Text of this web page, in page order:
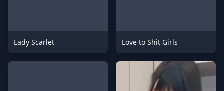
Lady Scarlet Love to Shit Girls